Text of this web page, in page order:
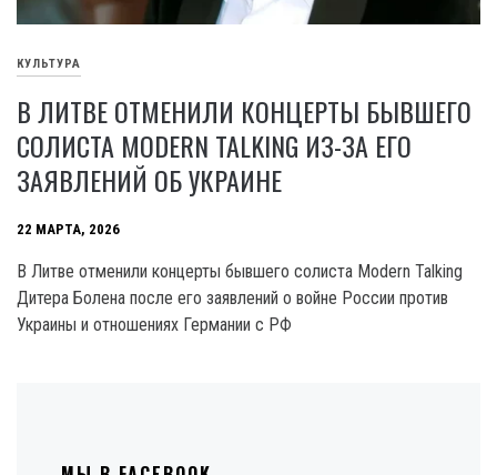
КУЛЬТУРА
В ЛИТВЕ ОТМЕНИЛИ КОНЦЕРТЫ БЫВШЕГО
СОЛИСТА MODERN TALKING ИЗ-ЗА ЕГО
ЗАЯВЛЕНИЙ ОБ УКРАИНЕ
22 МАРТА, 2026
В Литве отменили концерты бывшего солиста Modern Talking
Дитера Болена после его заявлений о войне России против
Украины и отношениях Германии с РФ